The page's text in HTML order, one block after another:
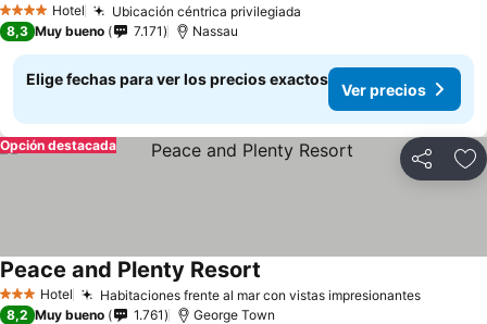
4 EstrellasHotel Ubicación céntrica privilegiada
8,3 Muy bueno 7.171 Nassau
Elige fechas para ver los precios exactos
Ver precios
Compartir
Opción destacada
3 Estrellas
Hotel Habitaciones frente al mar con vistas impresionantes
Peace and Plenty Resort
8,2 Muy bueno 1.761 George Town